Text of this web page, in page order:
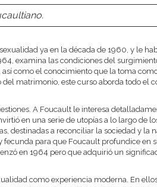
ya en la década de 1960, y le
examina las condiciones del
como el conocimiento que la toma
matrimonio, este curso aborda todo el
A Foucault le interesa
en una serie de utopías a lo largo de
destinadas a reconciliar la sociedad y la
para que Foucault profundice en
en 1964 pero que adquirió un
como experiencia moderna. En